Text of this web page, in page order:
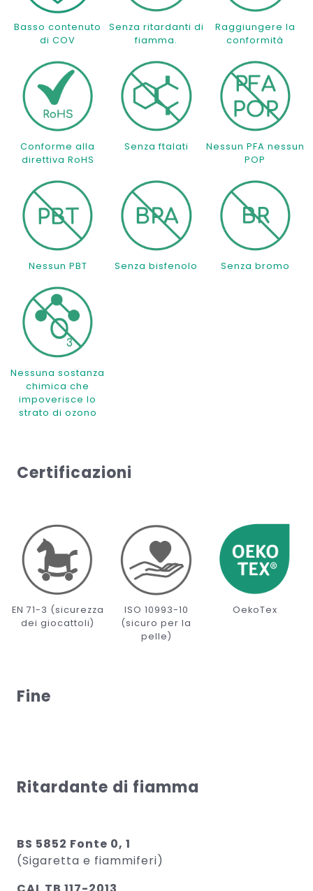
Basso contenuto
di COV
Senza ritardanti di
fiamma.
Raggiungere la
conformità
Conforme alla
direttiva RoHS
Senza ftalati
Nessun PFA nessun
POP
Nessun PBT Senza bisfenolo Senza bromo
Nessuna sostanza
chimica che
impoverisce lo
strato di ozono
Certificazioni
EN 71-3 (sicurezza
dei giocattoli)
ISO 10993-10
(sicuro per la
pelle)
OekoTex
Fine
Ritardante di fiamma
BS 5852 Fonte 0, 1
(Sigaretta e fiammiferi)